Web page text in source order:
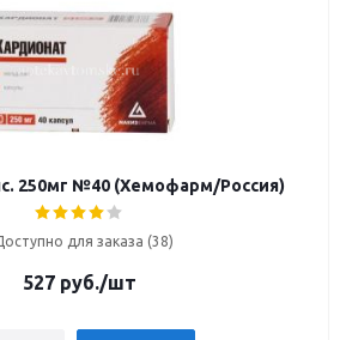
250мг №40 (Хемофарм/Россия)
для заказа (38)
527руб./шт